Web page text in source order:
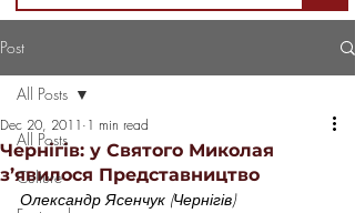
Post
All Posts
Culture
All Posts
Чернігів: у Святого Миколая
з’явилося Представництво
Dec 20, 2011 1 min read
Олександр Ясенчук (Чернігів)